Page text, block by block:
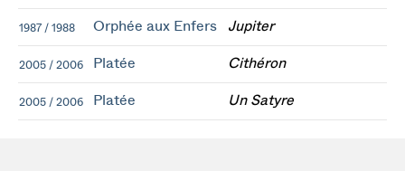
1987 / 1988 Orphée aux Enfers Jupiter
2005 / 2006 Platée Cithéron
2005 / 2006 Platée Un Satyre